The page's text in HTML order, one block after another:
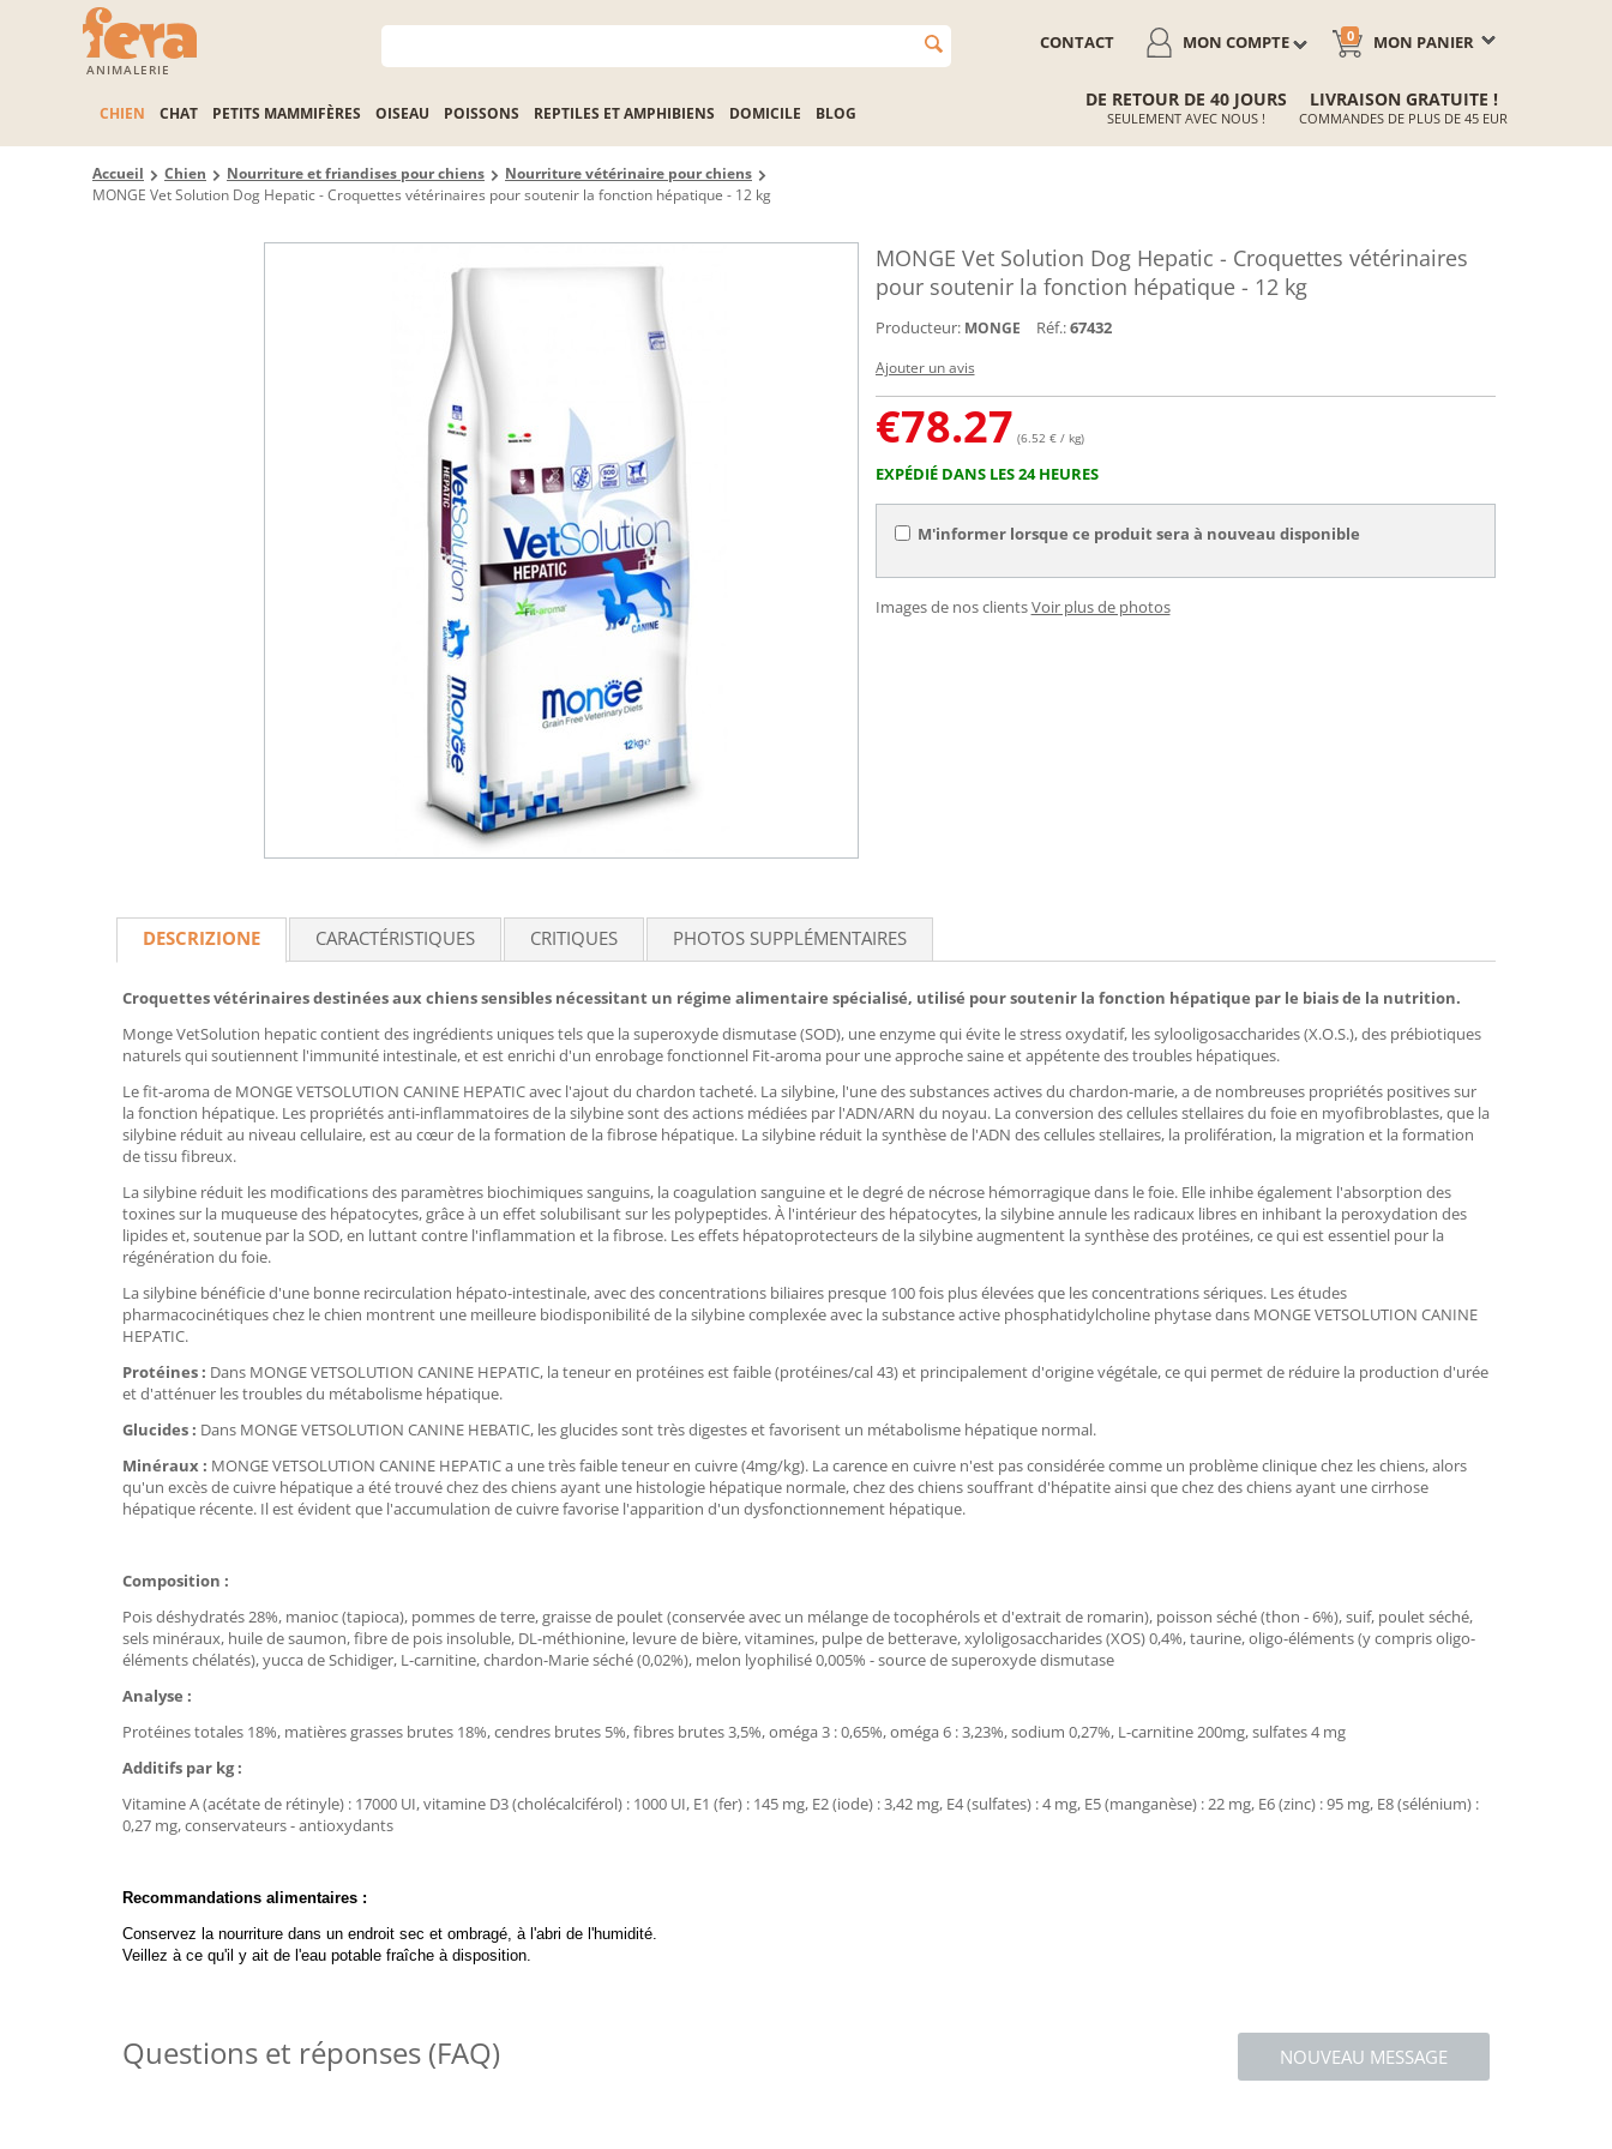
ANIMALERIE
MON PANIER
0
MON COMPTE
CONTACT
CHIEN CHAT PETITS MAMMIFÈRES OISEAU POISSONS REPTILES ET AMPHIBIENS DOMICILE BLOG
DE RETOUR DE 40 JOURS
SEULEMENT AVEC NOUS !
LIVRAISON GRATUITE !
COMMANDES DE PLUS DE 45 EUR
Accueil Chien Nourriture et friandises pour chiens
Nourriture vétérinaire pour chiens
MONGE Vet Solution Dog Hepatic - Croquettes vétérinaires pour soutenir la fonction hépatique - 12 kg
MONGE Vet Solution Dog Hepatic - Croquettes vétérinaires
pour soutenir la fonction hépatique - 12 kg
Producteur: MONGE Réf.:67432
Ajouter un avis
€78.27 (6.52 € / kg)
EXPÉDIÉ DANS LES 24 HEURES
M'informer lorsque ce produit sera à nouveau disponible
Images de nos clientsVoir plus de photos
DESCRIZIONE CARACTÉRISTIQUES CRITIQUES PHOTOS SUPPLÉMENTAIRES
Croquettes vétérinaires destinées aux chiens sensibles nécessitant un régime alimentaire spécialisé, utilisé pour soutenir la fonction hépatique par le biais de la nutrition.
Monge VetSolution hepatic contient des ingrédients uniques tels que la superoxyde dismutase (SOD), une enzyme qui évite le stress oxydatif, les sylooligosaccharides (X.O.S.), des prébiotiques
naturels qui soutiennent l'immunité intestinale, et est enrichi d'un enrobage fonctionnel Fit-aroma pour une approche saine et appétente des troubles hépatiques.
Le fit-aroma de MONGE VETSOLUTION CANINE HEPATIC avec l'ajout du chardon tacheté. La silybine, l'une des substances actives du chardon-marie, a de nombreuses propriétés positives sur
la fonction hépatique. Les propriétés anti-inflammatoires de la silybine sont des actions médiées par l'ADN/ARN du noyau. La conversion des cellules stellaires du foie en myofibroblastes, que la
silybine réduit au niveau cellulaire, est au cœur de la formation de la fibrose hépatique. La silybine réduit la synthèse de l'ADN des cellules stellaires, la prolifération, la migration et la formation
de tissu fibreux.
La silybine réduit les modifications des paramètres biochimiques sanguins, la coagulation sanguine et le degré de nécrose hémorragique dans le foie. Elle inhibe également l'absorption des
toxines sur la muqueuse des hépatocytes, grâce à un effet solubilisant sur les polypeptides. À l'intérieur des hépatocytes, la silybine annule les radicaux libres en inhibant la peroxydation des
lipides et, soutenue par la SOD, en luttant contre l'inflammation et la fibrose. Les effets hépatoprotecteurs de la silybine augmentent la synthèse des protéines, ce qui est essentiel pour la
régénération du foie.
La silybine bénéficie d'une bonne recirculation hépato-intestinale, avec des concentrations biliaires presque 100 fois plus élevées que les concentrations sériques. Les études
pharmacocinétiques chez le chien montrent une meilleure biodisponibilité de la silybine complexée avec la substance active phosphatidylcholine phytase dans MONGE VETSOLUTION CANINE
HEPATIC.
Protéines : Dans MONGE VETSOLUTION CANINE HEPATIC, la teneur en protéines est faible (protéines/cal 43) et principalement d'origine végétale, ce qui permet de réduire la production d'urée
et d'atténuer les troubles du métabolisme hépatique.
Glucides : Dans MONGE VETSOLUTION CANINE HEBATIC, les glucides sont très digestes et favorisent un métabolisme hépatique normal.
Minéraux : MONGE VETSOLUTION CANINE HEPATIC a une très faible teneur en cuivre (4mg/kg). La carence en cuivre n'est pas considérée comme un problème clinique chez les chiens, alors
qu'un excès de cuivre hépatique a été trouvé chez des chiens ayant une histologie hépatique normale, chez des chiens souffrant d'hépatite ainsi que chez des chiens ayant une cirrhose
hépatique récente. Il est évident que l'accumulation de cuivre favorise l'apparition d'un dysfonctionnement hépatique.
Composition :
Pois déshydratés 28%, manioc (tapioca), pommes de terre, graisse de poulet (conservée avec un mélange de tocophérols et d'extrait de romarin), poisson séché (thon - 6%), suif, poulet séché,
sels minéraux, huile de saumon, fibre de pois insoluble, DL-méthionine, levure de bière, vitamines, pulpe de betterave, xyloligosaccharides (XOS) 0,4%, taurine, oligo-éléments (y compris oligo-
éléments chélatés), yucca de Schidiger, L-carnitine, chardon-Marie séché (0,02%), melon lyophilisé 0,005% - source de superoxyde dismutase
Analyse :
Protéines totales 18%, matières grasses brutes 18%, cendres brutes 5%, fibres brutes 3,5%, oméga 3 : 0,65%, oméga 6 : 3,23%, sodium 0,27%, L-carnitine 200mg, sulfates 4 mg
Additifs par kg :
Vitamine A (acétate de rétinyle) : 17000 UI, vitamine D3 (cholécalciférol) : 1000 UI, E1 (fer) : 145 mg, E2 (iode) : 3,42 mg, E4 (sulfates) : 4 mg, E5 (manganèse) : 22 mg, E6 (zinc) : 95 mg, E8 (sélénium) :
0,27 mg, conservateurs - antioxydants
Recommandations alimentaires :
Conservez la nourriture dans un endroit sec et ombragé, à l'abri de l'humidité.
Veillez à ce qu'il y ait de l'eau potable fraîche à disposition.
NOUVEAU MESSAGE
Questions et réponses (FAQ)